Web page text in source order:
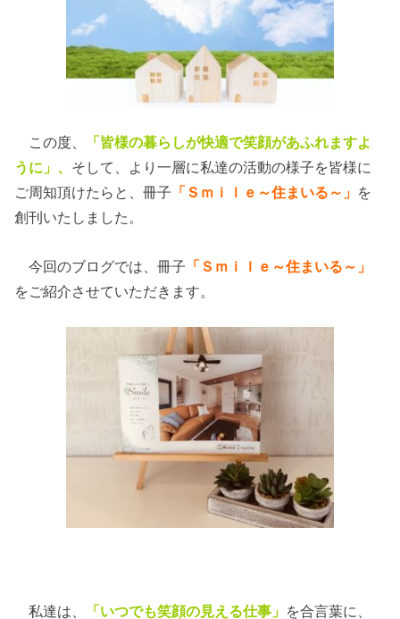
この度、
「皆様の暮らしが快適で笑顔があふれますよ
うに」、 そして、より一層に私達の活動の様子を皆様に
ご周知頂けたらと、冊子 「Ｓｍｉｌｅ～住まいる～」 を
創刊いたしました。
今回のブログでは、冊子 「Ｓｍｉｌｅ～住まいる～」
をご紹介させていただきます。
私達は、 「いつでも笑顔の見える仕事」 を合言葉に、